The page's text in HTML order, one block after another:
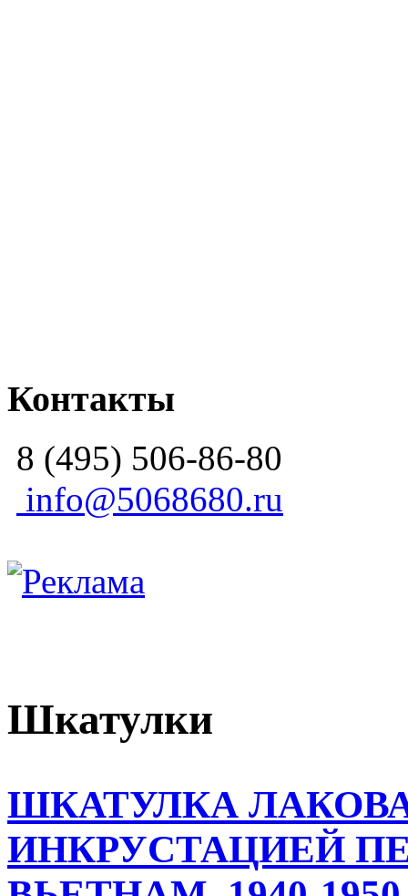
Контакты
8 (495) 506-86-80
info@5068680.ru
Шкатулки
ШКАТУЛКА
ИНКРУСТАЦИЕЙ